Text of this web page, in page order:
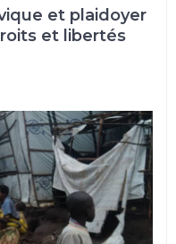
et plaidoyer
et libertés